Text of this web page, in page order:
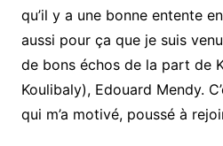
qu’il y a une bonne entente
aussi pour ça que je suis
de bons échos de la part de
Koulibaly), Edouard Mendy.
qui m’a motivé, poussé à